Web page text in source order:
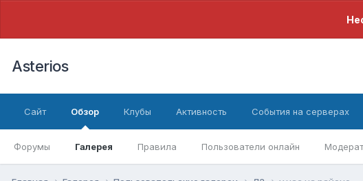
Asterios
Сайт Обзор
Форумы Галерея Правила Пользователи онлайн
Клубы Активность События на серверах